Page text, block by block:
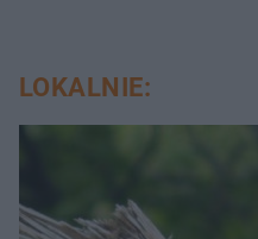
LOKALNIE: